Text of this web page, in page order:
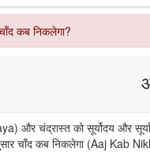
कब निकलेगा?
और चंद्रास्त को सूर्योदय और
चाँद कब निकलेगा (Aaj Kab